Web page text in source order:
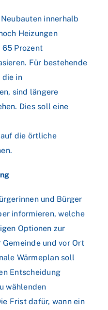
innerhalb
Heizungen
Prozent
Für bestehende
die in
sind längere
Dies soll eine
die örtliche
und Bürger
informieren, welche
Optionen zur
und vor Ort
Wärmeplan soll
Entscheidung
wählenden
Frist dafür, wann ein